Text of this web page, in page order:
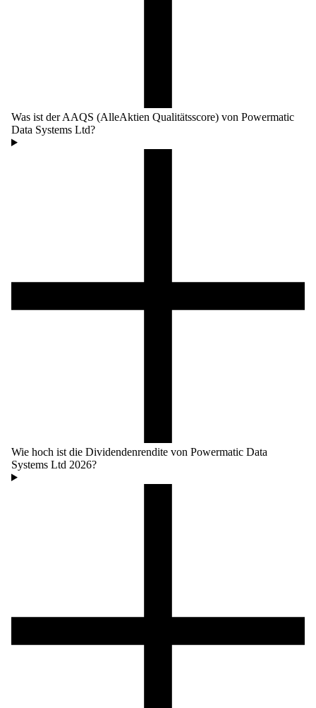
Was ist der AAQS (AlleAktien Qualitätsscore) von Powermatic
Data Systems Ltd?
Wie hoch ist die Dividendenrendite von Powermatic Data
Systems Ltd 2026?